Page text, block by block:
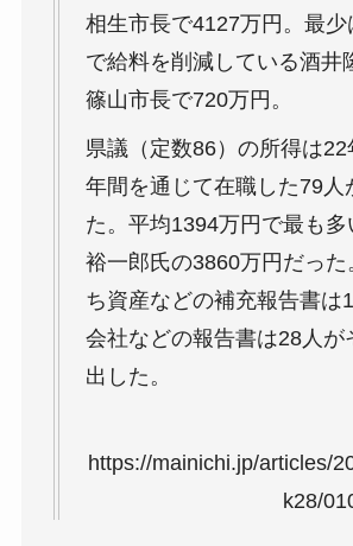
相生市長で4127万円。最少
で給料を削減している酒井
篠山市長で720万円。
県議（定数86）の所得は
年間を通じて在職した79人
た。平均1394万円で最も多
裕一郎氏の3860万円だった
ち資産などの補充報告書は
会社などの報告書は28人が
出した。
https://mainichi.jp/articles/
k28/